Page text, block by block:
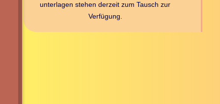
unterlagen stehen derzeit zum Tausch zur
Verfügung.